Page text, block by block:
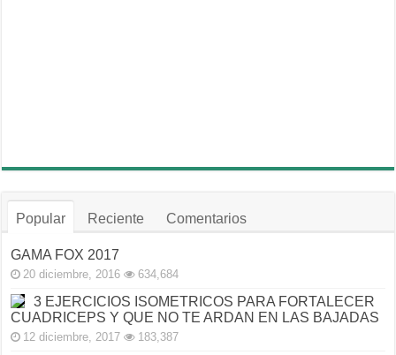
Popular Reciente Comentarios
GAMA FOX 2017
20 diciembre, 2016 634,684
3 EJERCICIOS ISOMETRICOS PARA FORTALECER
CUADRICEPS Y QUE NO TE ARDAN EN LAS BAJADAS
12 diciembre, 2017 183,387